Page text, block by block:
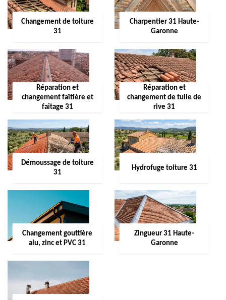
Changement de toiture
31
Charpentier 31 Haute-
Garonne
Réparation et
changement faîtière et
faîtage 31
Réparation et
changement de tuile de
rive 31
Démoussage de toiture
31
Hydrofuge toiture 31
Changement gouttière
alu, zinc et PVC 31
Zingueur 31 Haute-
Garonne